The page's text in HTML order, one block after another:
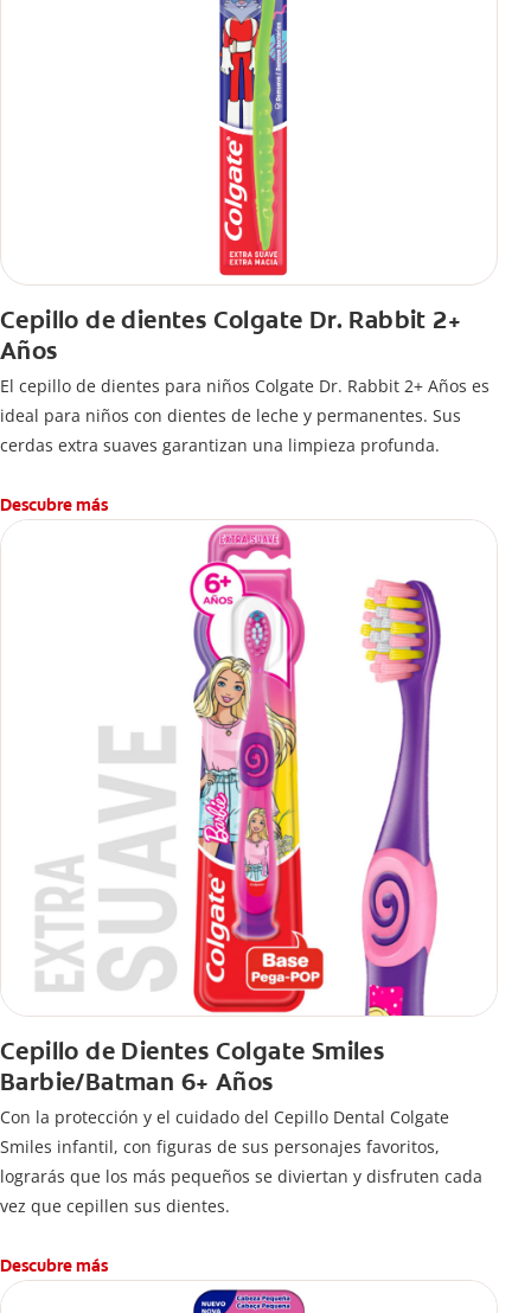
Cepillo de dientes Colgate Dr. Rabbit 2+
Años
El cepillo de dientes para niños Colgate Dr. Rabbit 2+ Años es
ideal para niños con dientes de leche y permanentes. Sus
cerdas extra suaves garantizan una limpieza profunda.
Descubre más
Cepillo de Dientes Colgate Smiles
Barbie/Batman 6+ Años
Con la protección y el cuidado del Cepillo Dental Colgate
Smiles infantil, con figuras de sus personajes favoritos,
lograrás que los más pequeños se diviertan y disfruten cada
vez que cepillen sus dientes.
Descubre más